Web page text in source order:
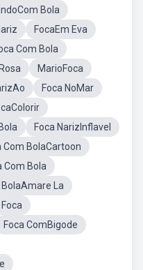
Bola
FocaEm Eva
Com Bola
MarioFoca
Foca NoMar
Foca NarizInflavel
Com BolaCartoon
Com Bola
BolaAmare La
Foca ComBigode